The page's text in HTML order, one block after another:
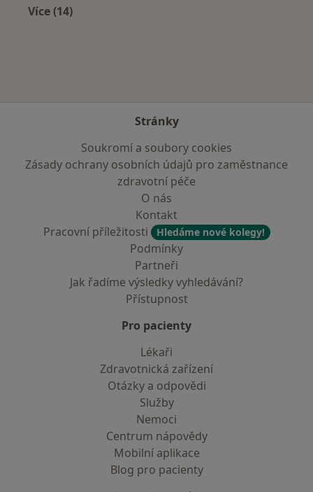
Více (14)
Stránky
Soukromí a soubory cookies
Zásady ochrany osobních údajů pro zaměstnance
zdravotní péče
O nás
Kontakt
Pracovní příležitosti
Hledáme nové kolegy!
Podmínky
Partneři
Jak řadíme výsledky vyhledávání?
Přístupnost
Pro pacienty
Lékaři
Zdravotnická zařízení
Otázky a odpovědi
Služby
Nemoci
Centrum nápovědy
Mobilní aplikace
Blog pro pacienty